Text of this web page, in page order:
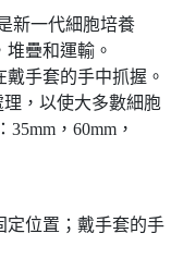
新一代細胞培養
疊和運輸。
手套的手中抓握。
理，以使大多數細胞
，60mm，
定位置；戴手套的手